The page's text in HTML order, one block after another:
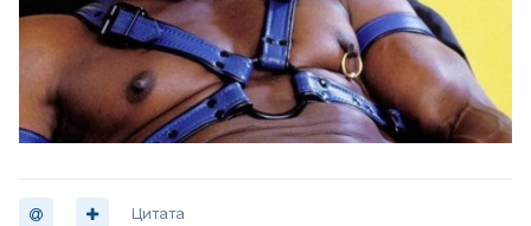
Цитата